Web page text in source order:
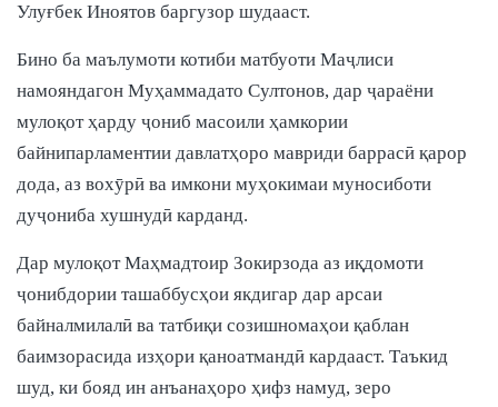
Улуғбек Иноятов баргузор шудааст.
Бино ба маълумоти котиби матбуоти Маҷлиси
намояндагон Муҳаммадато Султонов, дар ҷараёни
мулоқот ҳарду ҷониб масоили ҳамкории
байнипарламентии давлатҳоро мавриди баррасӣ қарор
дода, аз вохӯрӣ ва имкони муҳокимаи муносиботи
дуҷониба хушнудӣ карданд.
Дар мулоқот Маҳмадтоир Зокирзода аз иқдомоти
ҷонибдории ташаббусҳои якдигар дар арсаи
байналмилалӣ ва татбиқи созишномаҳои қаблан
баимзорасида изҳори қаноатмандӣ кардааст. Таъкид
шуд, ки бояд ин анъанаҳоро ҳифз намуд, зеро